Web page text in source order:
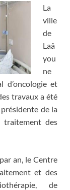
La
ville
de
Laâ
you
ne
d’oncologie et
travaux a été
de la
traitement des
an, le Centre
et des
de